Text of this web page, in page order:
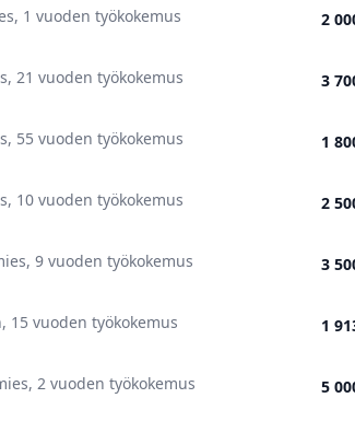
1 vuoden työkokemus 2
21 vuoden työkokemus 3
55 vuoden työkokemus 1
10 vuoden työkokemus 2
9 vuoden työkokemus 3
15 vuoden työkokemus 1
2 vuoden työkokemus 5